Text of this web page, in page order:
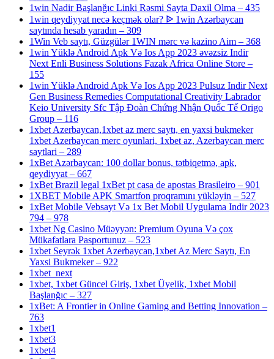
1win Nadir Başlanğıc Linki Rəsmi Sayta Daxil Olma – 435
1win qeydiyyat necə keçmək olar? ᐉ 1win Azərbaycan
saytında hesab yaradın – 309
1Win Veb saytı, Güzgülər 1WIN mərc və kazino Aim – 368
1win Yüklə Android Apk Və Ios App 2023 əvəzsiz Indir
Next Enli Business Solutions Fazak Africa Online Store –
155
1win Yüklə Android Apk Və Ios App 2023 Pulsuz Indir Next
Gen Business Remedies Computational Creativity Labrador
Keio University Sfc Tập Đoàn Chứng Nhận Quốc Tế Origo
Group – 116
1xbet Azerbaycan,1xbet az merc saytı, en yaxsi bukmeker
1xbet Azerbaycan merc oyunlari, 1xbet az, Azerbaycan merc
saytlari – 289
1xBet Azərbaycan: 100 dollar bonus, tətbiqetmə, apk,
qeydiyyat – 667
1xBet Brazil legal 1xBet pt casa de apostas Brasileiro – 901
1XBET Mobile APK Smartfon proqramını yükləyin – 527
1xBet Mobile Vebsayt Və 1x Bet Mobil Uygulama Indir 2023
794 – 978
1xbet Ng Casino Müəyyən: Premium Oyuna Və çox
Mükafatlara Pasportunuz – 523
1xbet Seyrək 1xbet Azerbaycan,1xbet Az Merc Saytı, En
Yaxsi Bukmeker – 922
1xbet_next
1xbet, 1xbet Güncel Giriş, 1xbet Üyelik, 1xbet Mobil
Başlanğıc – 327
1xBet: A Frontier in Online Gaming and Betting Innovation –
763
1xbet1
1xbet3
1xbet4